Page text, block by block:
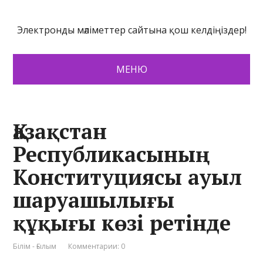
Электронды мәліметтер сайтына қош келдіңіздер!
МЕНЮ
Қазақстан
Республикасының
Конституциясы ауыл
шаруашылығы
құқығы көзі ретінде
Білім - Ғылым Комментарии: 0